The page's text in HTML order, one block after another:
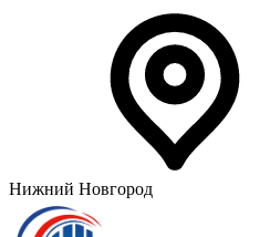
Нижний Новгород